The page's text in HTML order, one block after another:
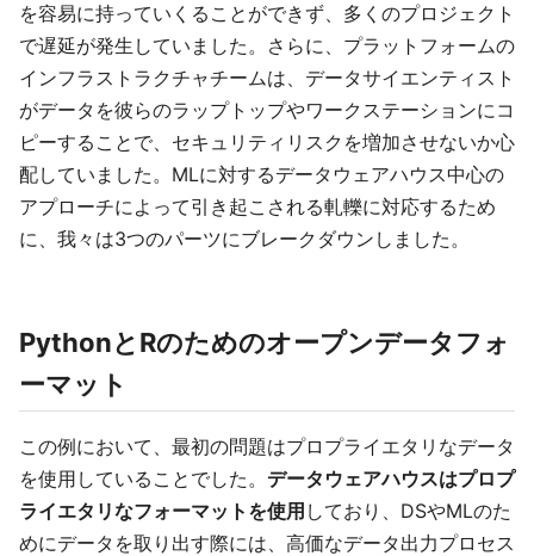
を容易に持っていくることができず、多くのプロジェクト
で遅延が発生していました。さらに、プラットフォームの
インフラストラクチャチームは、データサイエンティスト
がデータを彼らのラップトップやワークステーションにコ
ピーすることで、セキュリティリスクを増加させないか心
配していました。MLに対するデータウェアハウス中心の
アプローチによって引き起こされる軋轢に対応するため
に、我々は3つのパーツにブレークダウンしました。
PythonとRのためのオープンデータフォ
ーマット
この例において、最初の問題はプロプライエタリなデータ
を使用していることでした。 データウェアハウスはプロプ
ライエタリなフォーマットを使用 しており、DSやMLのた
めにデータを取り出す際には、高価なデータ出力プロセス